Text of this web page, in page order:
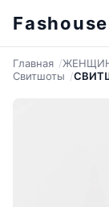
Fashouse
Главная
Свитшоты